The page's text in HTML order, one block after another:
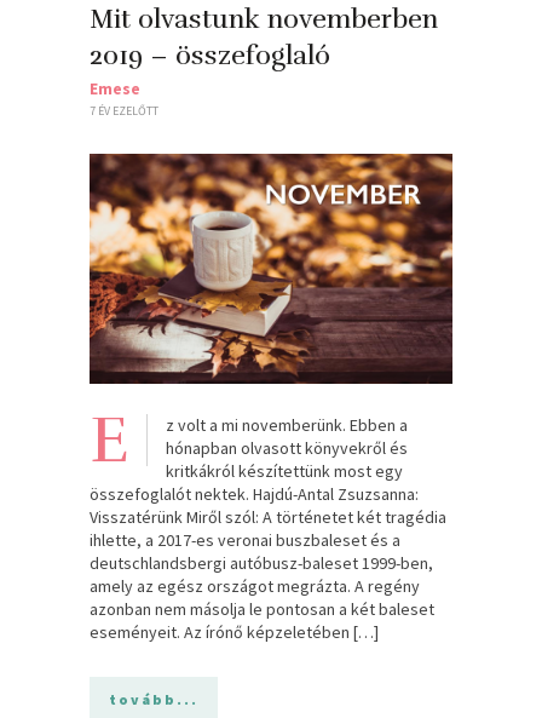
Mit olvastunk novemberben
2019 – összefoglaló
Emese
7 ÉV EZELŐTT
E
z volt a mi novemberünk. Ebben a
hónapban olvasott könyvekről és
kritkákról készítettünk most egy
összefoglalót nektek. Hajdú-Antal Zsuzsanna:
Visszatérünk Miről szól: A történetet két tragédia
ihlette, a 2017-es veronai buszbaleset és a
deutschlandsbergi autóbusz-baleset 1999-ben,
amely az egész országot megrázta. A regény
azonban nem másolja le pontosan a két baleset
eseményeit. Az írónő képzeletében […]
tovább...